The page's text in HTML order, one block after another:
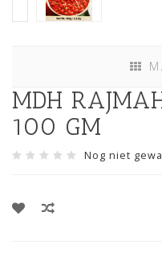
MDH
100 GM
Nog niet